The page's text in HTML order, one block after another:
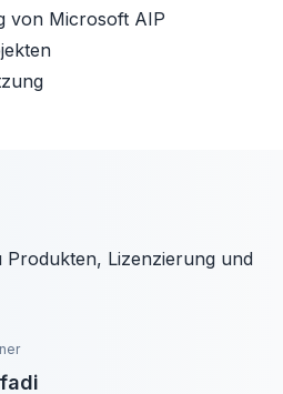
von Microsoft AIP
Produkten, Lizenzierung und